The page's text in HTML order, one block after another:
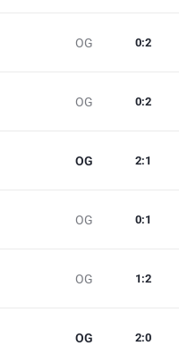
OG 0:2
OG 0:2
OG 2:1
OG 0:1
OG 1 :2
OG 2:0